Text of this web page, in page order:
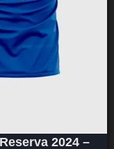
2024 –